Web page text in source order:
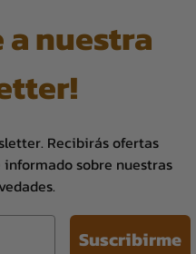
a nuestra
Recibirás ofertas
sobre nuestras
Suscribirme